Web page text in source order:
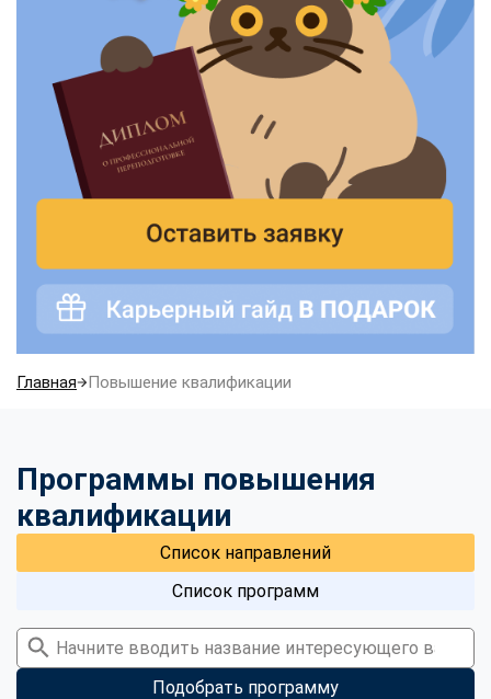
Главная Повышение квалификации
Программы повышения
квалификации
Список направлений
Список программ
Подобрать программу